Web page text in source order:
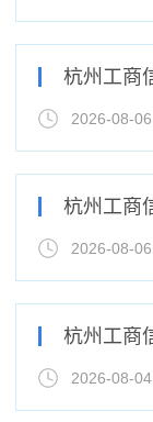
2026-08-06
2026-08-06
2026-08-04